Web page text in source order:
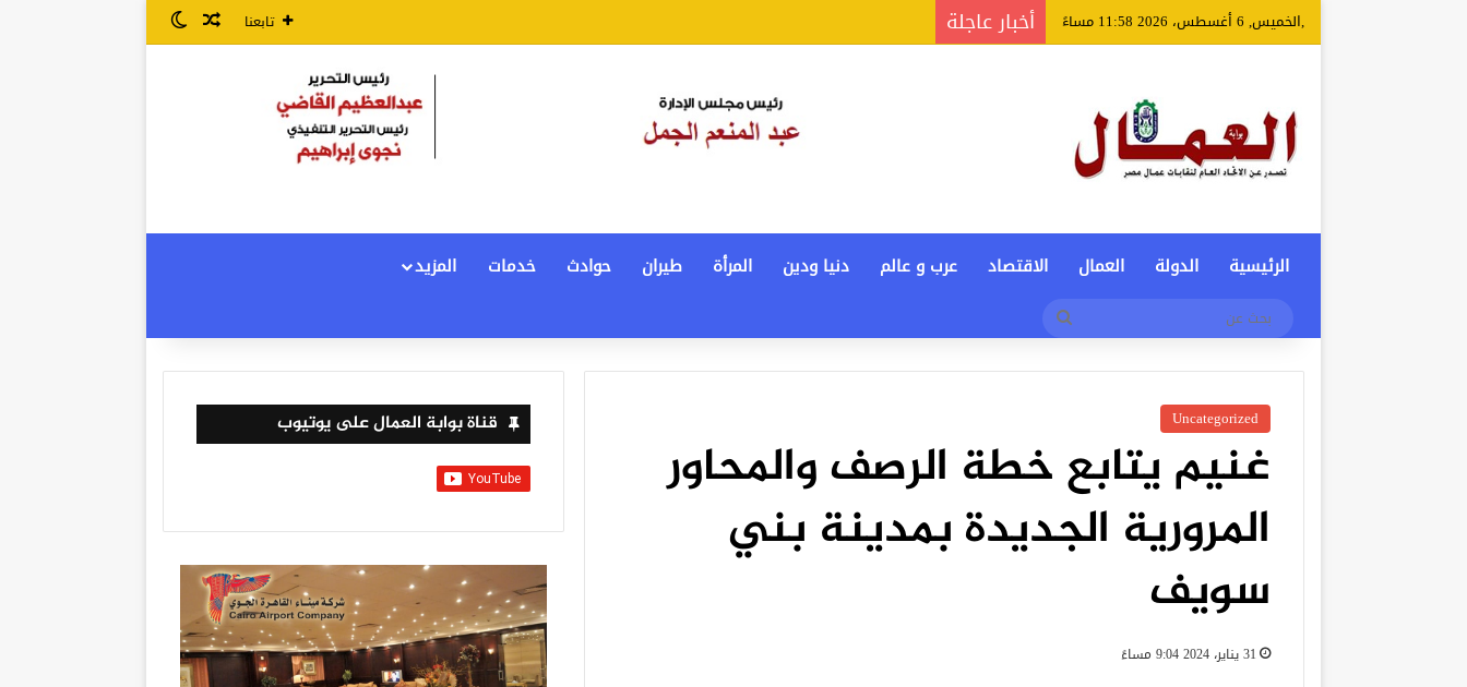
,الخميس, 6 أغسطس، 2026 11:58 مساءً أخبار عاجلة تابعنا مقال عشوائي
الوضع المظلم
الرئيسية الدولة العمال الاقتصاد عرب و عالم دنيا ودين المرأة طيران حوادث خدمات
المزيد
Uncategorized
غنيم يتابع خطة الرصف والمحاور
المرورية الجديدة بمدينة بني
سويف
31 يناير، 2024 9:04 مساءً
قناة بوابة العمال على يوتيوب